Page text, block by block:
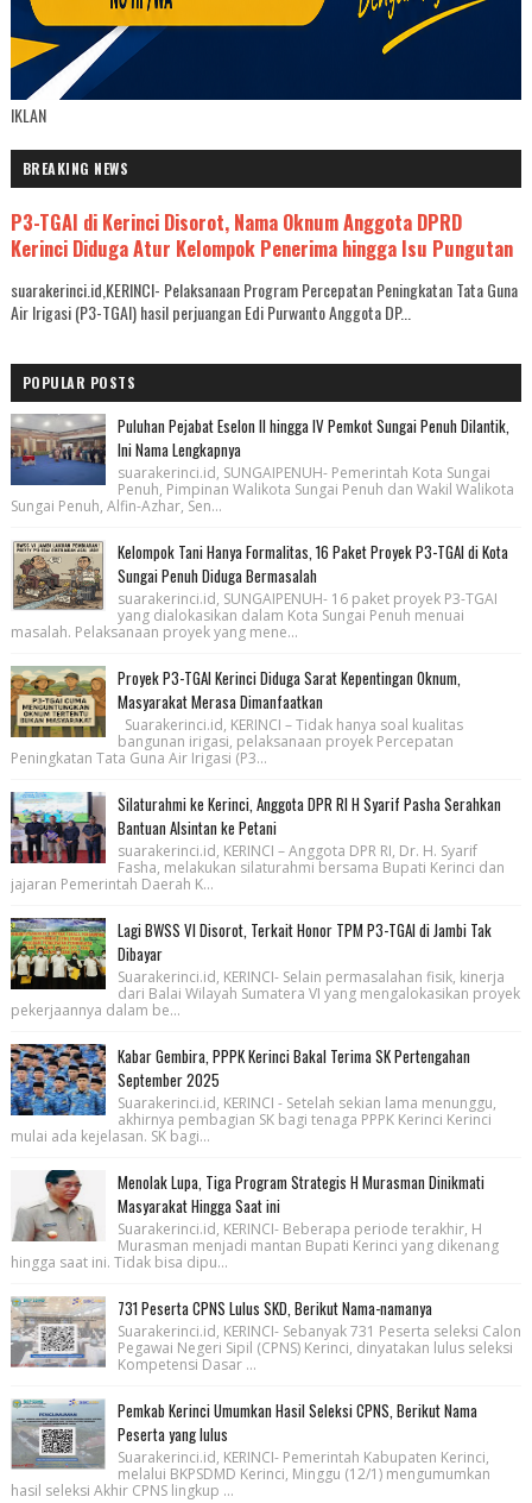
IKLAN
BREAKING NEWS
P3-TGAI di Kerinci Disorot, Nama Oknum Anggota DPRD
Kerinci Diduga Atur Kelompok Penerima hingga Isu Pungutan
suarakerinci.id,KERINCI- Pelaksanaan Program Percepatan Peningkatan Tata Guna
Air Irigasi (P3-TGAI) hasil perjuangan Edi Purwanto Anggota DP...
POPULAR POSTS
Puluhan Pejabat Eselon II hingga IV Pemkot Sungai Penuh Dilantik,
Ini Nama Lengkapnya
suarakerinci.id, SUNGAIPENUH- Pemerintah Kota Sungai
Penuh, Pimpinan Walikota Sungai Penuh dan Wakil Walikota
Sungai Penuh, Alfin-Azhar, Sen...
Kelompok Tani Hanya Formalitas, 16 Paket Proyek P3-TGAI di Kota
Sungai Penuh Diduga Bermasalah
suarakerinci.id, SUNGAIPENUH- 16 paket proyek P3-TGAI
yang dialokasikan dalam Kota Sungai Penuh menuai
masalah. Pelaksanaan proyek yang mene...
Proyek P3-TGAI Kerinci Diduga Sarat Kepentingan Oknum,
Masyarakat Merasa Dimanfaatkan
Suarakerinci.id, KERINCI – Tidak hanya soal kualitas
bangunan irigasi, pelaksanaan proyek Percepatan
Peningkatan Tata Guna Air Irigasi (P3...
Silaturahmi ke Kerinci, Anggota DPR RI H Syarif Pasha Serahkan
Bantuan Alsintan ke Petani
suarakerinci.id, KERINCI – Anggota DPR RI, Dr. H. Syarif
Fasha, melakukan silaturahmi bersama Bupati Kerinci dan
jajaran Pemerintah Daerah K...
Lagi BWSS VI Disorot, Terkait Honor TPM P3-TGAI di Jambi Tak
Dibayar
Suarakerinci.id, KERINCI- Selain permasalahan fisik, kinerja
dari Balai Wilayah Sumatera VI yang mengalokasikan proyek
pekerjaannya dalam be...
Kabar Gembira, PPPK Kerinci Bakal Terima SK Pertengahan
September 2025
Suarakerinci.id, KERINCI - Setelah sekian lama menunggu,
akhirnya pembagian SK bagi tenaga PPPK Kerinci Kerinci
mulai ada kejelasan. SK bagi...
Menolak Lupa, Tiga Program Strategis H Murasman Dinikmati
Masyarakat Hingga Saat ini
Suarakerinci.id, KERINCI- Beberapa periode terakhir, H
Murasman menjadi mantan Bupati Kerinci yang dikenang
hingga saat ini. Tidak bisa dipu...
731 Peserta CPNS Lulus SKD, Berikut Nama-namanya
Suarakerinci.id, KERINCI- Sebanyak 731 Peserta seleksi Calon
Pegawai Negeri Sipil (CPNS) Kerinci, dinyatakan lulus seleksi
Kompetensi Dasar ...
Pemkab Kerinci Umumkan Hasil Seleksi CPNS, Berikut Nama
Peserta yang lulus
Suarakerinci.id, KERINCI- Pemerintah Kabupaten Kerinci,
melalui BKPSDMD Kerinci, Minggu (12/1) mengumumkan
hasil seleksi Akhir CPNS lingkup ...